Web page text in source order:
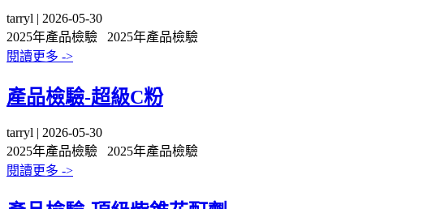
tarryl | 2026-05-30
2025年產品檢驗 2025年產品檢驗
閱讀更多 ->
產品檢驗-超級C粉
tarryl | 2026-05-30
2025年產品檢驗 2025年產品檢驗
閱讀更多 ->